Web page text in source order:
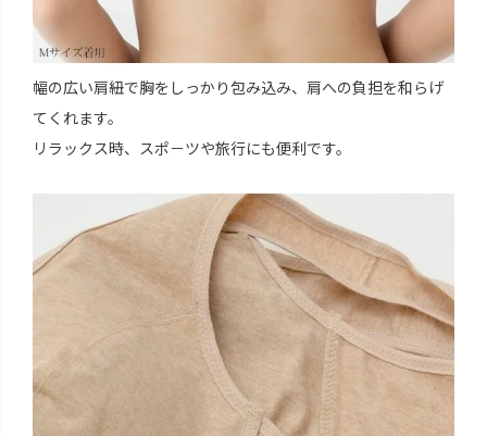
幅の広い肩紐で胸をしっかり包み込み、肩への負担を和らげ
てくれます。
リラックス時、スポ－ツや旅行にも便利です。